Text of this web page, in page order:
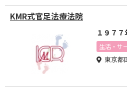
KMR式官足法療法院
１９７
生活・サ
東京都